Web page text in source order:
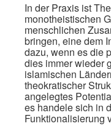
In der Praxis ist
monotheistischen
menschlichen
bringen, eine dem
dazu, wenn es die
dies immer wieder
islamischen
theokratischer
angelegtes
es handele sich in
Funktionalisierung